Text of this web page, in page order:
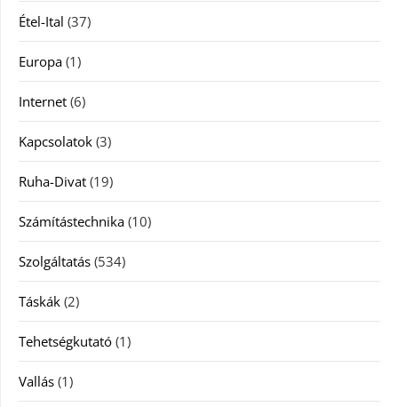
Étel-Ital (37)
Europa (1)
Internet (6)
Kapcsolatok (3)
Ruha-Divat (19)
Számítástechnika (10)
Szolgáltatás (534)
Táskák (2)
Tehetségkutató (1)
Vallás (1)